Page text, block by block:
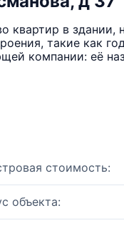
в здании,
такие как
компании: её
стоимость:
объекта: